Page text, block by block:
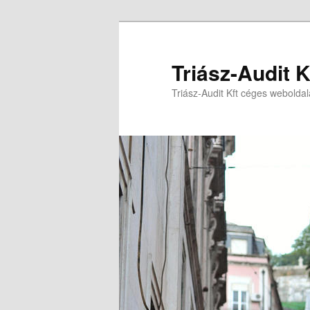
Triász-Audit
Triász-Audit Kft céges